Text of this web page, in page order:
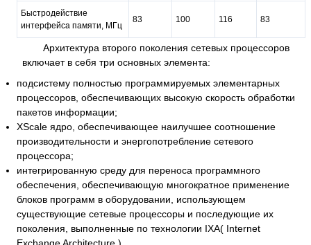
Быстродействие
интерфейса памяти, МГц
83 100 116 83
Архитектура второго поколения сетевых процессоров
включает в себя три основных элемента:
подсистему полностью программируемых элементарных
процессоров, обеспечивающих высокую скорость обработки
пакетов информации;
XScale ядро, обеспечивающее наилучшее соотношение
производительности и энергопотребление сетевого
процессора;
интегрированную среду для переноса программного
обеспечения, обеспечивающую многократное применение
блоков программ в оборудовании, использующем
существующие сетевые процессоры и последующие их
поколения, выполненные по технологии IXA( Internet
Exchange Architecture ) .